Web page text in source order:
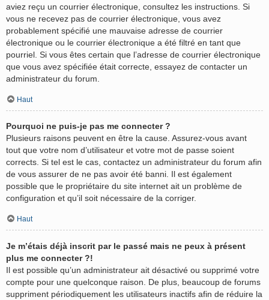
aviez reçu un courrier électronique, consultez les instructions. Si
vous ne recevez pas de courrier électronique, vous avez
probablement spécifié une mauvaise adresse de courrier
électronique ou le courrier électronique a été filtré en tant que
pourriel. Si vous êtes certain que l’adresse de courrier électronique
que vous avez spécifiée était correcte, essayez de contacter un
administrateur du forum.
Haut
Pourquoi ne puis-je pas me connecter ?
Plusieurs raisons peuvent en être la cause. Assurez-vous avant
tout que votre nom d’utilisateur et votre mot de passe soient
corrects. Si tel est le cas, contactez un administrateur du forum afin
de vous assurer de ne pas avoir été banni. Il est également
possible que le propriétaire du site internet ait un problème de
configuration et qu’il soit nécessaire de la corriger.
Haut
Je m’étais déjà inscrit par le passé mais ne peux à présent
plus me connecter ?!
Il est possible qu’un administrateur ait désactivé ou supprimé votre
compte pour une quelconque raison. De plus, beaucoup de forums
suppriment périodiquement les utilisateurs inactifs afin de réduire la